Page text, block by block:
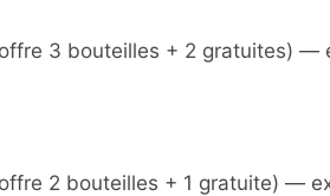
3 bouteilles + 2 gratuites) —
2 bouteilles + 1 gratuite) —